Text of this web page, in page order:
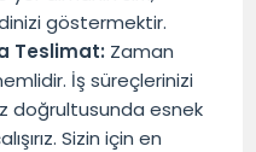
göstermektir.
Teslimat: Zaman
İş süreçlerinizi
doğrultusunda esnek
Sizin için en